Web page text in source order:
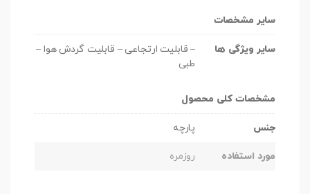
سایر مشخصات
سایر ویژگی ها
– قابلیت ارتجاعی – قابلیت گردش هوا –
طبی
مشخصات کلی محصول
جنس پارچه
مورد استفاده روزمره